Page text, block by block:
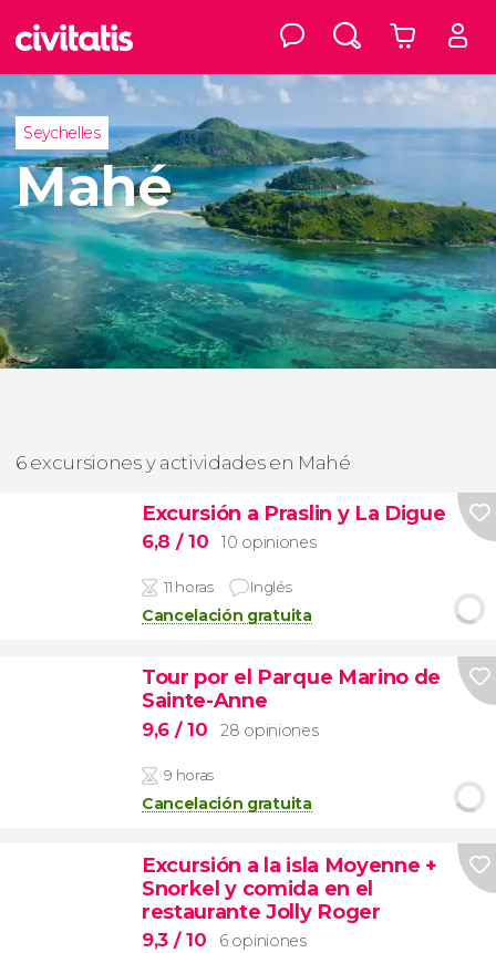
Seychelles
Mahé
6 excursiones y actividades en Mahé
Excursión a Praslin y La Digue
6,8 / 10 10 opiniones
11 horas Inglés
Cancelación gratuita
Tour por el Parque Marino de
Sainte-Anne
9,6 / 10 28 opiniones
9 horas
Cancelación gratuita
Excursión a la isla Moyenne +
Snorkel y comida en el
restaurante Jolly Roger
9,3 / 10 6 opiniones